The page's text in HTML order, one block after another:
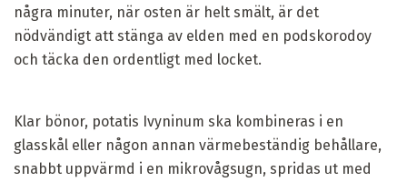
några minuter, när osten är helt smält, är det
nödvändigt att stänga av elden med en podskorodoy
och täcka den ordentligt med locket.
Klar bönor, potatis Ivyninum ska kombineras i en
glasskål eller någon annan värmebeständig behållare,
snabbt uppvärmd i en mikrovågsugn, spridas ut med